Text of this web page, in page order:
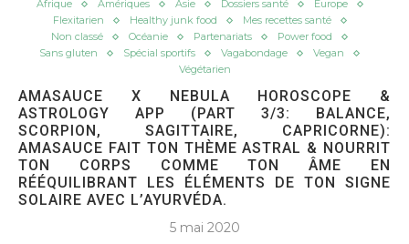
Afrique Amériques Asie Dossiers santé
Europe
Flexitarien
Healthy junk food
Mes recettes santé
Non classé
Océanie Partenariats
Power food
Sans gluten
Spécial sportifs Vagabondage
Vegan
Végétarien
AMASAUCE X NEBULA HOROSCOPE &
ASTROLOGY APP (PART 3/3: BALANCE,
SCORPION, SAGITTAIRE, CAPRICORNE):
AMASAUCE FAIT TON THÈME ASTRAL & NOURRIT
TON CORPS COMME TON ÂME EN
RÉÉQUILIBRANT LES ÉLÉMENTS DE TON SIGNE
SOLAIRE AVEC L’AYURVÉDA.
5 mai 2020